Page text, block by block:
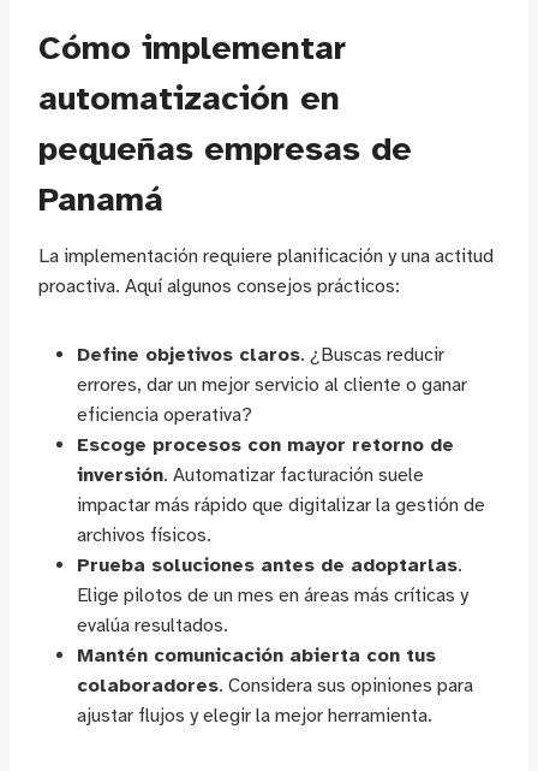
Cómo implementar
automatización en
pequeñas empresas de
Panamá
La implementación requiere planificación y una actitud
proactiva. Aquí algunos consejos prácticos:
Define objetivos claros. ¿Buscas reducir
errores, dar un mejor servicio al cliente o ganar
eficiencia operativa?
Escoge procesos con mayor retorno de
inversión. Automatizar facturación suele
impactar más rápido que digitalizar la gestión de
archivos físicos.
Prueba soluciones antes de adoptarlas.
Elige pilotos de un mes en áreas más críticas y
evalúa resultados.
Mantén comunicación abierta con tus
colaboradores. Considera sus opiniones para
ajustar flujos y elegir la mejor herramienta.